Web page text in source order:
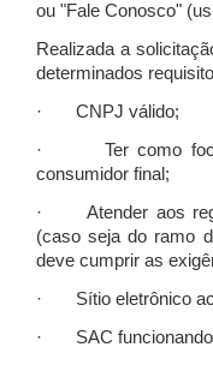
ou "Fale Conosco"
Realizada a
determinados
· CNPJ válido;
· Ter como foco
consumidor final;
· Atender aos
(caso seja do ramo
deve cumprir as
· Sítio eletrônico
· SAC funcionando